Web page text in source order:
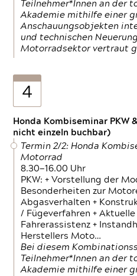
Teilnehmer*Innen an der
Akademie mithilfe einer
Anschauungsobjekten
und technischen
Motorradsektor vertraut
4
Honda Kombiseminar PKW
nicht einzeln buchbar)
Termin 2/2: Honda
Motorrad
8.30—16.00 Uhr
PKW: + Vorstellung der
Besonderheiten zur
Abgasverhalten +
/ Fügeverfahren +
Fahrerassistenz +
Herstellers Moto…
Bei diesem
Teilnehmer*Innen an der
Akademie mithilfe einer